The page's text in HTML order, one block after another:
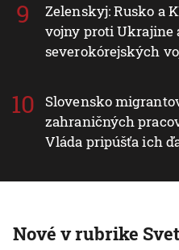
Zelenskyj: Rusko a
vojny proti Ukrajine
severokórejských
Slovensko
zahraničných
Vláda pripúšťa ich
Nové v rubrike Svet